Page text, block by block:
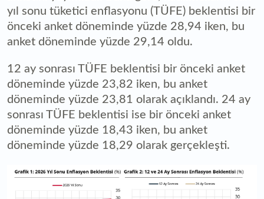
yıl sonu tüketici enflasyonu (TÜFE) beklentisi bir
önceki anket döneminde yüzde 28,94 iken, bu
anket döneminde yüzde 29,14 oldu.
12 ay sonrası TÜFE beklentisi bir önceki anket
döneminde yüzde 23,82 iken, bu anket
döneminde yüzde 23,81 olarak açıklandı. 24 ay
sonrası TÜFE beklentisi ise bir önceki anket
döneminde yüzde 18,43 iken, bu anket
döneminde yüzde 18,29 olarak gerçekleşti.